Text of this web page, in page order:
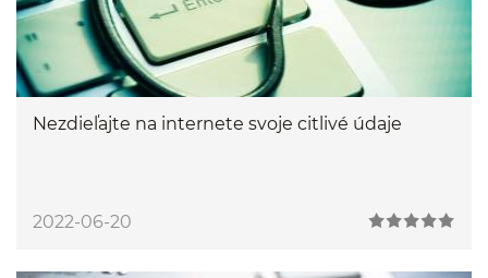
Nezdieľajte na internete svoje citlivé údaje
2022-06-20